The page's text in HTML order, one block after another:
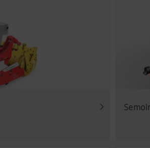
Enregistre si la bannière «
(incluant des cookies) qui